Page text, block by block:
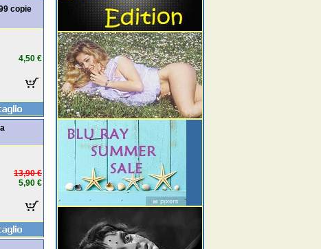
copie
4,50 €
13,90 €
5,90 €